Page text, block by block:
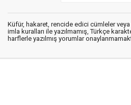
Küfür, hakaret, rencide edici cümleler veya
imla kuralları ile yazılmamış, Türkçe
harflerle yazılmış yorumlar